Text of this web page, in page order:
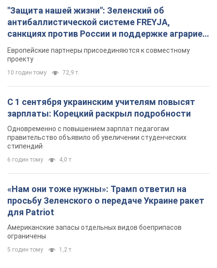
С 1 сентября украинским учителям повысят
зарплаты: Корецкий раскрыл подробности
Одновременно с повышением зарплат педагогам
правительство объявило об увеличении студенческих
стипендий
6 годин тому
просьбу Зеленского о передаче Украине ракет
для Patriot
Американские запасы отдельных видов боеприпасов
ограничены